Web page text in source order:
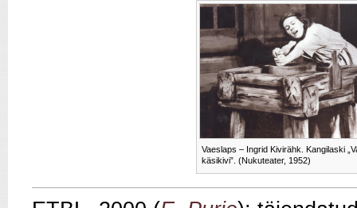
Vaeslaps – Ingrid Kivirähk. Kangilaski
käsikivi”. (Nukuteater, 1952)